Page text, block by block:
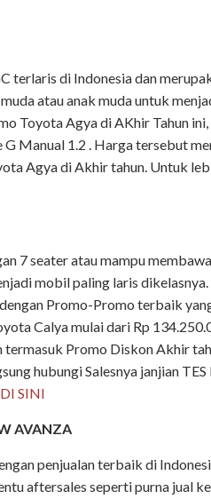
terlaris di Indonesia dan
atau anak muda untuk
Toyota Agya di AKhir Tahun
Manual 1.2 . Harga tersebut
Agya di Akhir tahun. Untuk
7 seater atau mampu
mobil paling laris
Promo-Promo terbaik
Calya mulai dari Rp
Promo Diskon Akhir
hubungi Salesnya janjian
SINI
AVANZA
penjualan terbaik di
aftersales seperti purna jual